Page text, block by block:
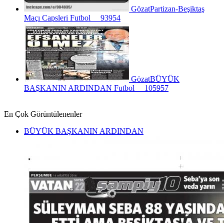
GözatPartizan-Beşiktaş
Maçı Capsleri Futbol 93954
GözatBÜYÜK
BAŞKANIN ARDINDAN Futbol 105957
En Çok Görüntülenenler
BÜYÜK BAŞKANIN ARDINDAN